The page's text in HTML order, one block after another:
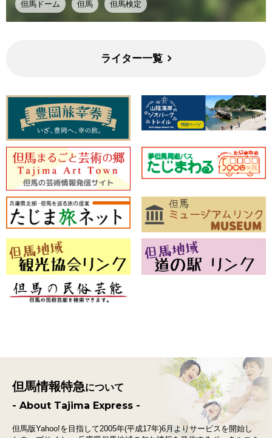
但馬ドーム 但馬 但馬検定
ライター一覧
但馬情報特急について
- About Tajima Express -
但馬版Yahoo!を目指して2005年(平成17年)6月よりサービスを開始し